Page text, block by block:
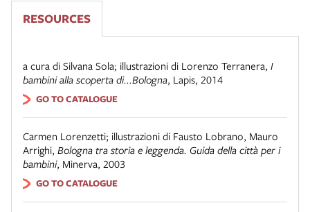
RESOURCES
a cura di Silvana Sola; illustrazioni di Lorenzo Terranera, I
bambini alla scoperta di...Bologna, Lapis, 2014
GO TO CATALOGUE
Carmen Lorenzetti; illustrazioni di Fausto Lobrano, Mauro
Arrighi, Bologna tra storia e leggenda. Guida della città per i
bambini, Minerva, 2003
GO TO CATALOGUE